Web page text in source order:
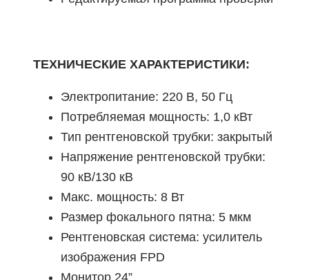
ТЕХНИЧЕСКИЕ ХАРАКТЕРИСТИКИ:
Электропитание: 220 В, 50 Гц
Потребляемая мощность: 1,0 кВт
Тип рентгеновской трубки: закрытый
Напряжение рентгеновской трубки:
90 кВ/130 кВ
Макс. мощность: 8 Вт
Размер фокального пятна: 5 мкм
Рентгеновская система: усилитель
изображения FPD
Монитор 24”